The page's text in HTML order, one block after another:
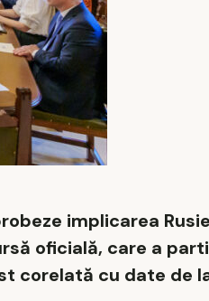
implicarea
oficială, care a
corelată cu date de